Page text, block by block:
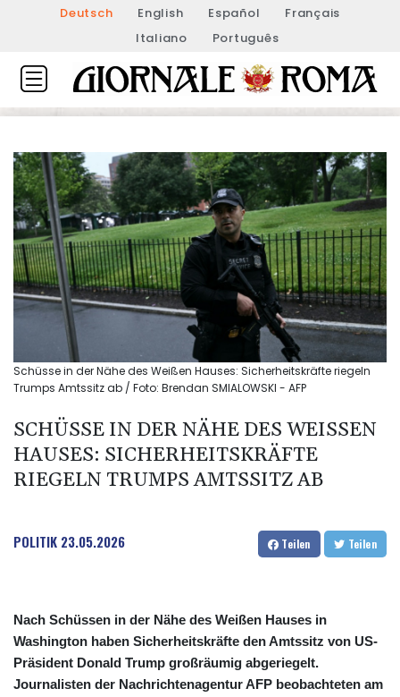
Deutsch English Español
Français
Italiano
Português
Schüsse in der Nähe des Weißen Hauses: Sicherheitskräfte riegeln
Trumps Amtssitz ab / Foto: Brendan SMIALOWSKI - AFP
SCHÜSSE IN DER NÄHE DES WEISSEN H
AUSES: SICHERHEITSKRÄFTE R
IEGELN TRUMPS AMTSSITZ AB
POLITIK 23.05.2026 Teilen Teilen
Nach Schüssen in der Nähe des Weißen Hauses in
Washington haben Sicherheitskräfte den Amtssitz von US-
Präsident Donald Trump großräumig abgeriegelt.
Journalisten der Nachrichtenagentur AFP beobachteten am